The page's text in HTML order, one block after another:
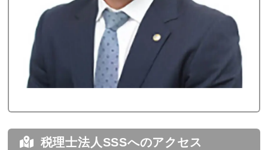
税理士法人SSSへのアクセス